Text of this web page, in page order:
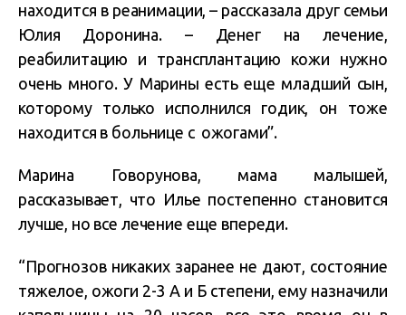
находится в реанимации, – рассказала друг семьи
Юлия Доронина. – Денег на лечение,
реабилитацию и трансплантацию кожи нужно
очень много. У Марины есть еще младший сын,
которому только исполнился годик, он тоже
находится в больнице с ожогами”.
Марина Говорунова, мама малышей,
рассказывает, что Илье постепенно становится
лучше, но все лечение еще впереди.
“Прогнозов никаких заранее не дают, состояние
тяжелое, ожоги 2-3 А и Б степени, ему назначили